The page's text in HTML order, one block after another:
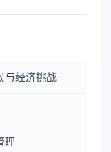
与经济挑战
理